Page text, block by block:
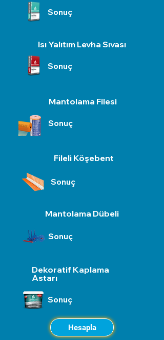
Sonuç
Isı Yalıtım Levha Sıvası
Sonuç
Mantolama Filesi
Sonuç
Fileli Köşebent
Sonuç
Mantolama Dübeli
Sonuç
Dekoratif Kaplama
Astarı
Sonuç
Hesapla